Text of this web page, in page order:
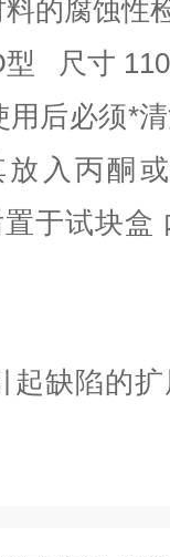
的腐蚀性
型 尺寸
用后必须*
入丙酮
置于试块
起缺陷的